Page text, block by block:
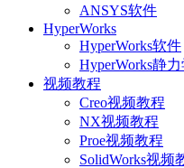
ANSYS软件
HyperWorks
HyperWorks软件
HyperWorks静力
视频教程
Creo视频教程
NX视频教程
Proe视频教程
SolidWorks视频